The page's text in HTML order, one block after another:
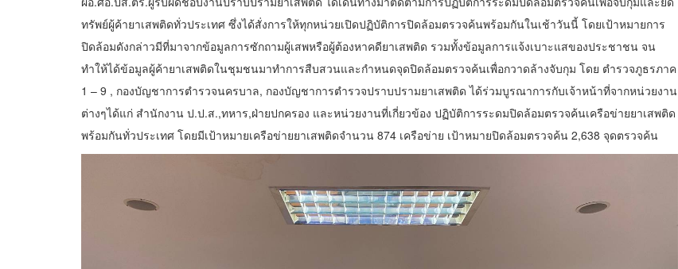
ทรัพย์ผู้ค้ายาเสพติดทั่วประเทศ ซึ่งได้สั่งการให้ทุกหน่วยเปิดปฏิบัติการปิดล้อมตรวจค้นพร้อมกันในเช้าวันนี้ โดยเป้าหมายการ
ปิดล้อมดังกล่าวมีที่มาจากข้อมูลการซักถามผู้เสพหรือผู้ต้องหาคดียาเสพติด รวมทั้งข้อมูลการแจ้งเบาะแสของประชาชน จน
ทำให้ได้ข้อมูลผู้ค้ายาเสพติดในชุมชนมาทำการสืบสวนและกำหนดจุดปิดล้อมตรวจค้นเพื่อกวาดล้างจับกุม โดย ตำรวจภูธรภาค
1 – 9 , กองบัญชาการตำรวจนครบาล, กองบัญชาการตำรวจปราบปรามยาเสพติด ได้ร่วมบูรณาการกับเจ้าหน้าที่จากหน่วยงาน
ต่างๆได้แก่ สำนักงาน ป.ป.ส.,ทหาร,ฝ่ายปกครอง และหน่วยงานที่เกี่ยวข้อง ปฏิบัติการระดมปิดล้อมตรวจค้นเครือข่ายยาเสพติด
พร้อมกันทั่วประเทศ โดยมีเป้าหมายเครือข่ายยาเสพติดจำนวน 874 เครือข่าย เป้าหมายปิดล้อมตรวจค้น 2,638 จุดตรวจค้น